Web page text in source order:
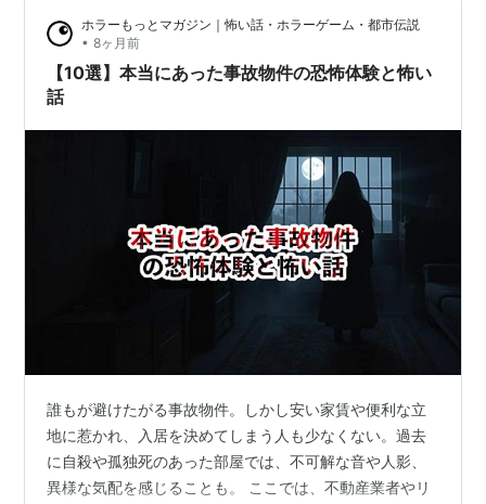
た。 ホラーもっとマガジン｜怖い話・ホラーゲーム・都市伝説
• 8ヶ月前
【10選】本当にあった事故物件の恐怖体験と怖い
話
誰もが避けたがる事故物件。しかし安い家賃や便利な立
地に惹かれ、入居を決めてしまう人も少なくない。過去
に自殺や孤独死のあった部屋では、不可解な音や人影、
異様な気配を感じることも。 ここでは、不動産業者やリ